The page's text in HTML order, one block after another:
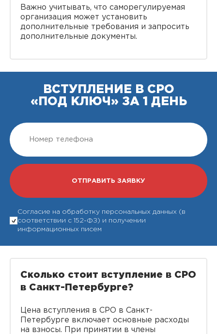
Важно учитывать, что саморегулируемая
организация может установить
дополнительные требования и запросить
дополнительные документы.
ВСТУПЛЕНИЕ В СРО
«ПОД КЛЮЧ» ЗА 1 ДЕНЬ
Согласие на обработку персональных данных (в
соответствии с 152-ФЗ) и получении
информационных писем
Сколько стоит вступление в СРО
в Санкт-Петербурге?
Цена вступления в СРО в Санкт-
Петербурге включает основные расходы
на взносы. При принятии в члены